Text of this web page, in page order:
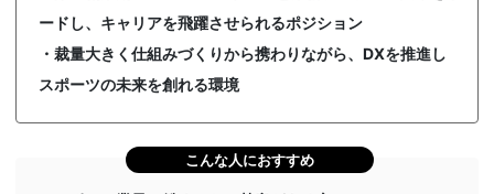
ードし、キャリアを飛躍させられるポジション
・裁量大きく仕組みづくりから携わりながら、DXを推進し
スポーツの未来を創れる環境
こんな人におすすめ